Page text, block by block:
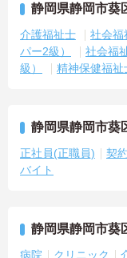
静岡県静岡市葵
介護福祉士 社会福
パー2級）
社会福
級）
精神保健福祉
静岡県静岡市葵
正社員(正職員) 契
バイト
静岡県静岡市葵
病院 クリニック